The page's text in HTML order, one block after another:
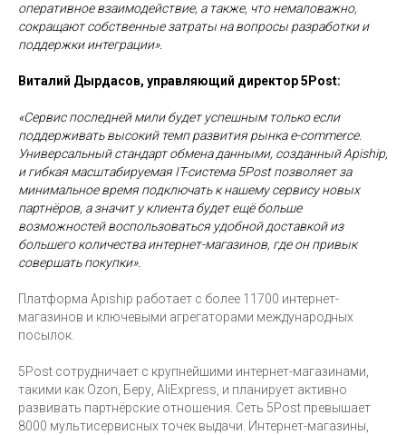
оперативное взаимодействие, а также, что немаловажно,
сокращают собственные затраты на вопросы разработки и
поддержки интеграции».
Виталий Дырдасов, управляющий директор 5Post:
«Сервис последней мили будет успешным только если
поддерживать высокий темп развития рынка e-commerce.
Универсальный стандарт обмена данными, созданный Apiship,
и гибкая масштабируемая IT-система 5Post позволяет за
минимальное время подключать к нашему сервису новых
партнёров, а значит у клиента будет ещё больше
возможностей воспользоваться удобной доставкой из
большего количества интернет-магазинов, где он привык
совершать покупки».
Платформа Apiship работает с более 11700 интернет-
магазинов и ключевыми агрегаторами международных
посылок.
5Post сотрудничает с крупнейшими интернет-магазинами,
такими как Ozon, Беру, AliExpress, и планирует активно
развивать партнёрские отношения. Сеть 5Post превышает
8000 мультисервисных точек выдачи. Интернет-магазины,